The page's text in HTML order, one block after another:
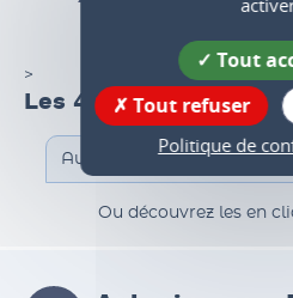
>
Les 47 communes du
Tout
Tout refuser
Politique de